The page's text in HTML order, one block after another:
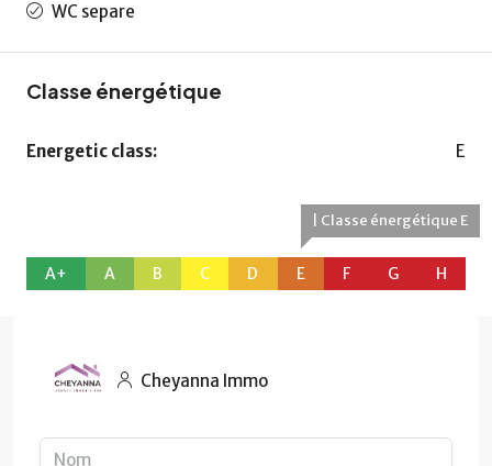
WC separe
Classe énergétique
Energetic class: E
A+ A B C D
| Classe énergétique E
E F G H
Cheyanna Immo